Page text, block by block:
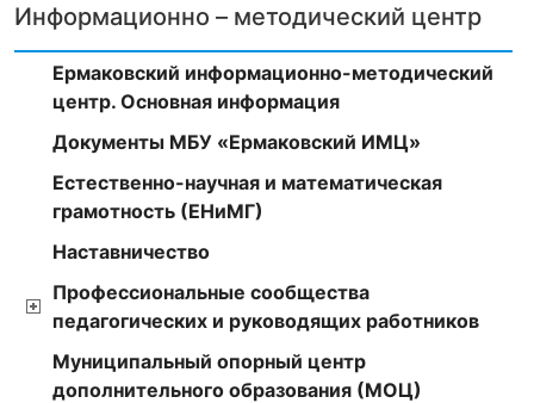
Информационно – методический центр
Ермаковский информационно-методический
центр. Основная информация
Документы МБУ «Ермаковский ИМЦ»
Естественно-научная и математическая
грамотность (ЕНиМГ)
Наставничество
Профессиональные сообщества
педагогических и руководящих работников
Муниципальный опорный центр
дополнительного образования (МОЦ)